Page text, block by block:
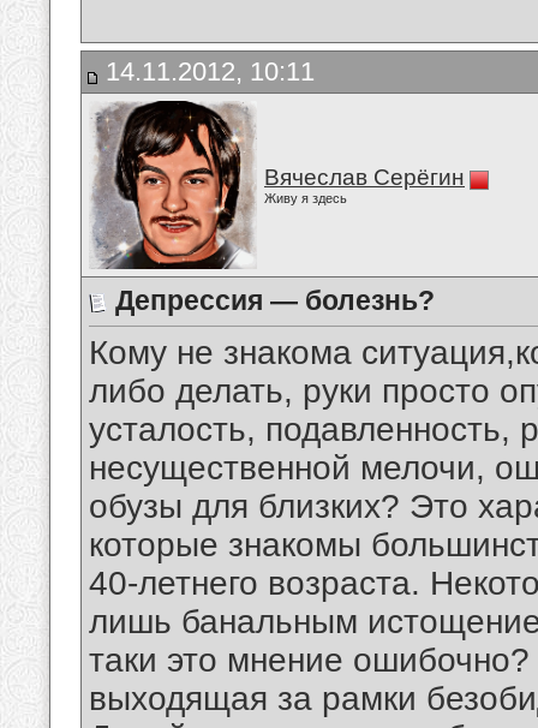
14.11.2012, 10:11
Вячеслав Серёгин
Живу я здесь
Депрессия — болезнь?
Кому не знакома
либо делать, руки просто
усталость, подавленность,
несущественной мелочи,
обузы для близких? Это
которые знакомы
40-летнего возраста.
лишь банальным
таки это мнение
выходящая за рамки